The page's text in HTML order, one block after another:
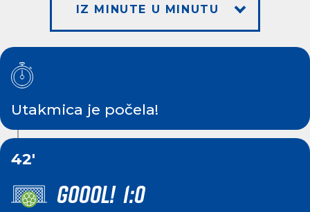
IZ MINUTE U MINUTU
Utakmica je počela!
42'
GOOOL! 1:0